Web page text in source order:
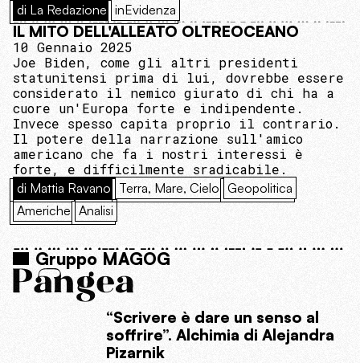
di La Redazione inEvidenza
IL MITO DELL'ALLEATO OLTREOCEANO
10 Gennaio 2025
Joe Biden, come gli altri presidenti
statunitensi prima di lui, dovrebbe essere
considerato il nemico giurato di chi ha a
cuore un'Europa forte e indipendente.
Invece spesso capita proprio il contrario.
Il potere della narrazione sull'amico
americano che fa i nostri interessi è
forte, e difficilmente sradicabile.
di Mattia Ravano Terra, Mare, Cielo Geopolitica
Americhe Analisi
Gruppo MAGOG
“Scrivere è dare un senso al
soffrire”. Alchimia di Alejandra
Pizarnik